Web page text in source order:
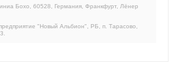
Бохо, 60528, Германия, Франкфурт, Лёнер
"Новый Альбион", РБ, п. Тарасово,